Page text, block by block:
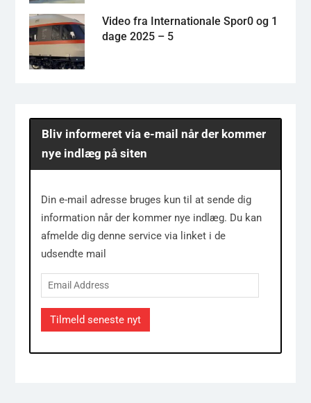
Video fra Internationale Spor0 og 1
dage 2025 – 5
Bliv informeret via e-mail når der kommer
nye indlæg på siten
Din e-mail adresse bruges kun til at sende dig
information når der kommer nye indlæg. Du kan
afmelde dig denne service via linket i de
udsendte mail
Email
Address
Tilmeld seneste nyt